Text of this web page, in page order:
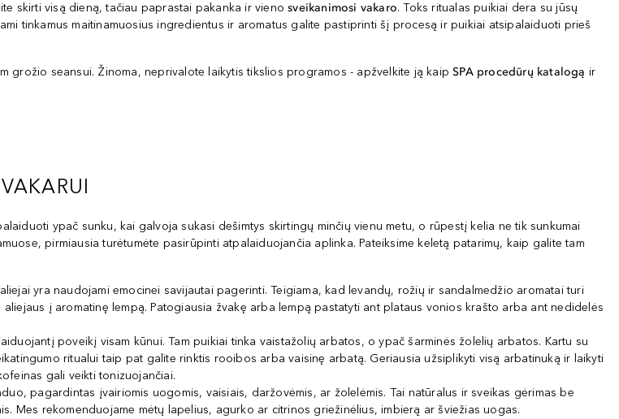
skirti visą dieną, tačiau paprastai pakanka ir vienosveikanimosi vakaro. Toks ritualas puikiai dera su jūsų
tinkamus maitinamuosius ingredientus ir aromatus galite pastiprinti šį procesą ir puikiai atsipalaiduoti prieš
grožio seansui. Žinoma, neprivalote laikytis tikslios programos - apžvelkite ją kaipSPA procedūrų katalogą ir
ypač sunku, kai galvoja sukasi dešimtys skirtingų minčių vienu metu, o rūpestį kelia ne tik sunkumai
pirmiausia turėtumėte pasirūpinti atpalaiduojančia aplinka. Pateiksime keletą patarimų, kaip galite tam
yra naudojami emocinei savijautai pagerinti. Teigiama, kad levandų, rožių ir sandalmedžio aromatai turi
į aromatinę lempą. Patogiausia žvakę arba lempą pastatyti ant plataus vonios krašto arba ant nedidelės
poveikį visam kūnui. Tam puikiai tinka vaistažolių arbatos, o ypač šarminės žolelių arbatos. Kartu su
ritualui taip pat galite rinktis rooibos arba vaisinę arbatą. Geriausia užsiplikyti visą arbatinuką ir laikyti
gali veikti tonizuojančiai.
pagardintas įvairiomis uogomis, vaisiais, daržovėmis, ar žolelėmis. Tai natūralus ir sveikas gėrimas be
Mes rekomenduojame mėtų lapelius, agurko ar citrinos griežinėlius, imbierą ar šviežias uogas.